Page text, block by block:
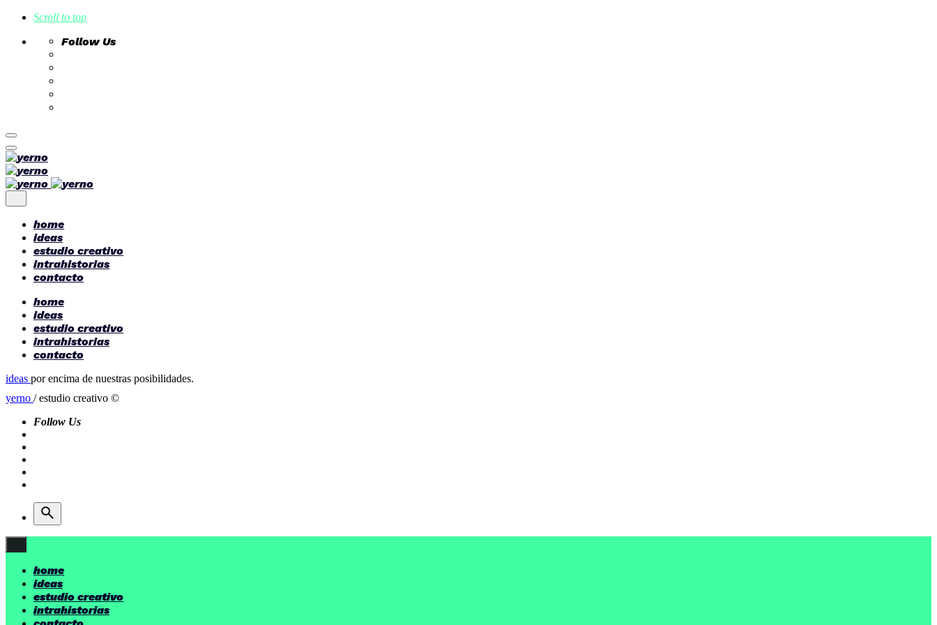
Scroll to top
Follow Us
Skip
to
content
home
ideas
estudio creativo
intrahistorias
contacto
home
ideas
estudio creativo
intrahistorias
contacto
ideas por encima de nuestras posibilidades.
yerno / estudio creativo ©
Follow Us
home
ideas
estudio creativo
intrahistorias